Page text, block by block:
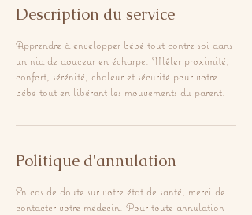
Description du service
Apprendre à envelopper bébé tout contre soi dans
un nid de douceur en écharpe. Mêler proximité,
confort, sérénité, chaleur et sécurité pour votre
bébé tout en libérant les mouvements du parent.
Politique d'annulation
En cas de doute sur votre état de santé, merci de
contacter votre médecin. Pour toute annulation